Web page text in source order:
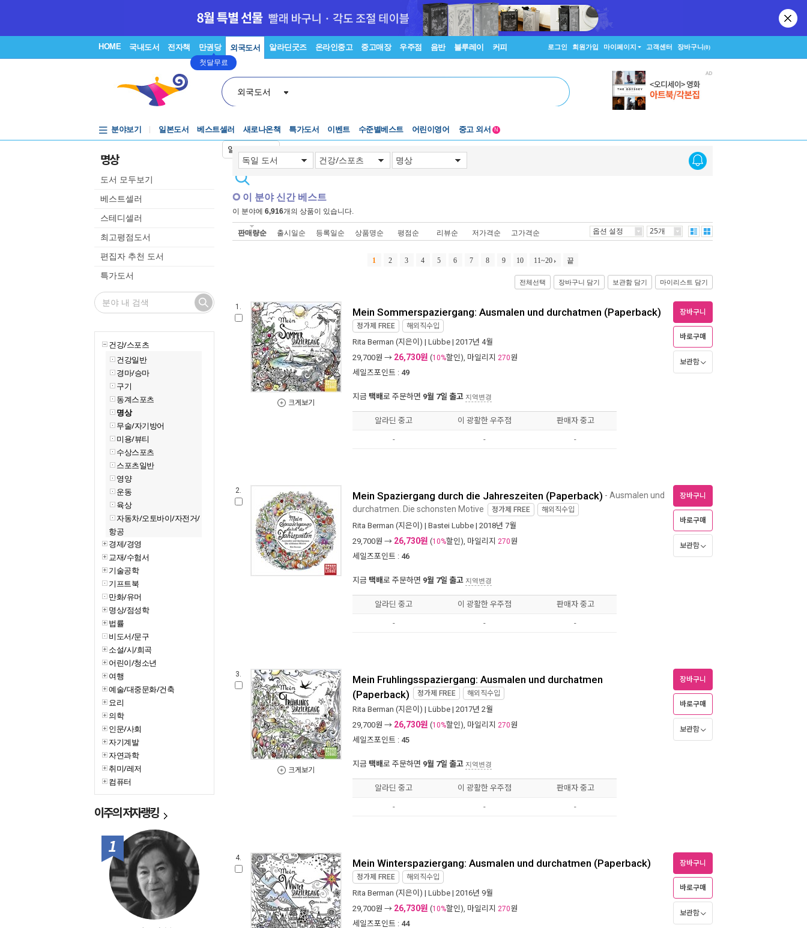
HOME 국내도서 전자책 만권당
첫달무료
외국도서 알라딘굿즈 온라인중고 중고매장 우주점 음반 블루레이 커피 로그인 회원가입 마이페이지 고객센터 장바구니(0)
외국도서
일본어입력기
분야보기 일본도서 베스트셀러 새로나온책 특가도서 이벤트
Lexile®
어린이영어
5백원부터
N
명상
도서 모두보기
베스트셀러
스테디셀러
최고평점도서
편집자 추천 도서
특가도서
건강/스포츠
건강일반
경마/승마
구기
동계스포츠
명상
무술/자기방어
미용/뷰티
수상스포츠
스포츠일반
영양
운동
육상
자동차/오토바이/자전거/
항공
경제/경영
교재/수험서
기술공학
기프트북
만화/유머
명상/점성학
법률
비도서/문구
소설/시/희곡
어린이/청소년
여행
예술/대중문화/건축
요리
의학
인문/사회
자기계발
자연과학
취미/레저
컴퓨터
이주의저자랭킹
1위
이 분야 신간 베스트
이 분야에 6,916개의 상품이 있습니다.
판매량순 출시일순 등록일순 상품명순 평점순 리뷰순 저가격순 고가격순 옵션 설정 25개
1 2 3 4 5 6 7 8 9 10 11~20 끝
전체선택 장바구니 담기 보관함 담기 마이리스트 담기
1.
크게보기
Mein Sommerspaziergang: Ausmalen und durchatmen (Paperback)
정가제 FREE 해외직수입
Rita Berman (지은이) | Lübbe | 2017년 4월
29,700원 → 26,730원 (10%할인), 마일리지 270원
세일즈포인트 : 49
지금 택배로 주문하면 9월 7일 출고 지역변경
장바구니
바로구매
보관함
알라딘 중고 이 광활한 우주점 판매자 중고
- - -
2. Mein Spaziergang durch die Jahreszeiten (Paperback) - Ausmalen und
durchatmen. Die schonsten Motive 정가제 FREE 해외직수입
Rita Berman (지은이) | Bastei Lubbe | 2018년 7월
29,700원 → 26,730원 (10%할인), 마일리지 270원
세일즈포인트 : 46
지금 택배로 주문하면 9월 7일 출고 지역변경
장바구니
바로구매
보관함
알라딘 중고 이 광활한 우주점 판매자 중고
- - -
3.
크게보기
Mein Fruhlingsspaziergang: Ausmalen und durchatmen
(Paperback) 정가제 FREE 해외직수입
Rita Berman (지은이) | Lübbe | 2017년 2월
29,700원 → 26,730원 (10%할인), 마일리지 270원
세일즈포인트 : 45
지금 택배로 주문하면 9월 7일 출고 지역변경
장바구니
바로구매
보관함
알라딘 중고 이 광활한 우주점 판매자 중고
- - -
4. Mein Winterspaziergang: Ausmalen und durchatmen (Paperback)
정가제 FREE 해외직수입
Rita Berman (지은이) | Lübbe | 2016년 9월
29,700원 → 26,730원 (10%할인), 마일리지 270원
세일즈포인트 : 44
장바구니
바로구매
보관함